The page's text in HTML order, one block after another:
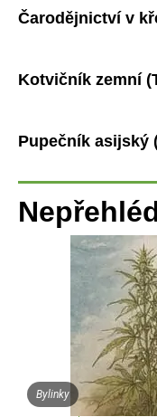
Čarodějnictví v
Kotvičník zemní
Pupečník asijský
Bylinky